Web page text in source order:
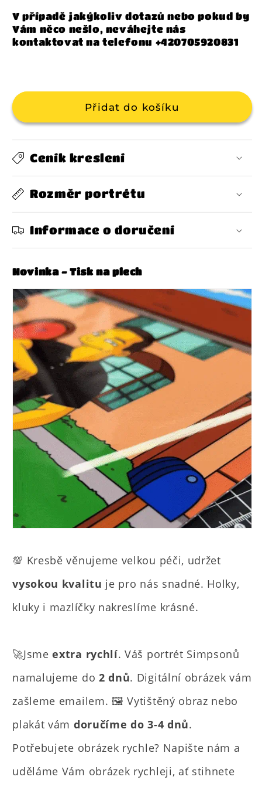
Pánské XL
Dámské XS
Dámské XXL
Pánské M
Dámské L
Dámské XXL
V případě jakýkoliv dotazů nebo pokud by
Vám něco nešlo, neváhejte nás
kontaktovat na telefonu +420705920831
Přidat do košíku
Ceník kreslení
Rozměr portrétu
Informace o doručení
Novinka - Tisk na plech
💯 Kresbě věnujeme velkou péči, udržet
vysokou kvalitu je pro nás snadné. Holky,
kluky i mazlíčky nakreslíme krásné.
🚀Jsmeextra rychlí. Váš portrét Simpsonů
namalujeme do 2 dnů. Digitální obrázek vám
zašleme emailem. 🖼️ Vytištěný obraz nebo
plakát vám doručíme do 3-4 dnů.
Potřebujete obrázek rychle? Napište nám a
uděláme Vám obrázek rychleji, ať stihnete